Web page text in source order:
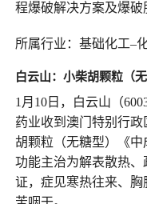
程爆破解决方案及爆破
所属行业：基础化工–
白云山： 小柴胡颗粒（无
1月10日，白云山（
药业收到澳门特别行
胡颗粒（无糖型）《
功能主治为解表散热
证，症见寒热往来、